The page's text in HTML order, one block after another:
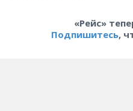
«Рейс»
Подпишитесь,